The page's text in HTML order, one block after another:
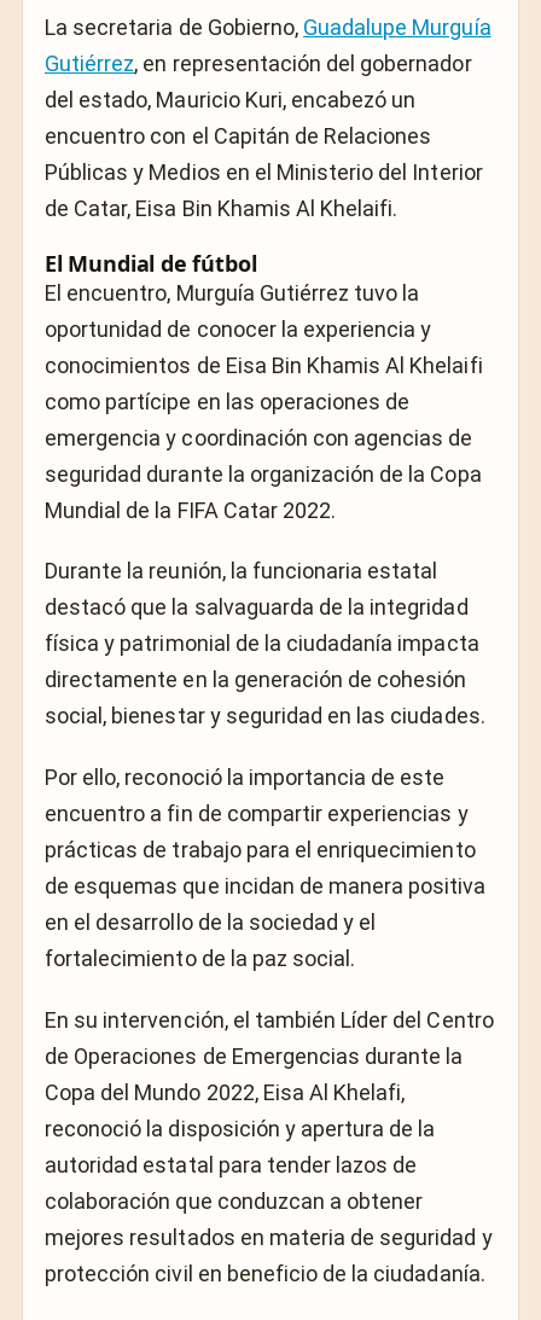
La secretaria de Gobierno, Guadalupe Murguía
Gutiérrez, en representación del gobernador
del estado, Mauricio Kuri, encabezó un
encuentro con el Capitán de Relaciones
Públicas y Medios en el Ministerio del Interior
de Catar, Eisa Bin Khamis Al Khelaifi.
El Mundial de fútbol
El encuentro, Murguía Gutiérrez tuvo la
oportunidad de conocer la experiencia y
conocimientos de Eisa Bin Khamis Al Khelaifi
como partícipe en las operaciones de
emergencia y coordinación con agencias de
seguridad durante la organización de la Copa
Mundial de la FIFA Catar 2022.
Durante la reunión, la funcionaria estatal
destacó que la salvaguarda de la integridad
física y patrimonial de la ciudadanía impacta
directamente en la generación de cohesión
social, bienestar y seguridad en las ciudades.
Por ello, reconoció la importancia de este
encuentro a fin de compartir experiencias y
prácticas de trabajo para el enriquecimiento
de esquemas que incidan de manera positiva
en el desarrollo de la sociedad y el
fortalecimiento de la paz social.
En su intervención, el también Líder del Centro
de Operaciones de Emergencias durante la
Copa del Mundo 2022, Eisa Al Khelafi,
reconoció la disposición y apertura de la
autoridad estatal para tender lazos de
colaboración que conduzcan a obtener
mejores resultados en materia de seguridad y
protección civil en beneficio de la ciudadanía.